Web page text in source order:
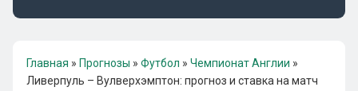
Главная » Прогнозы » Футбол » Чемпионат Англии »
Ливерпуль – Вулверхэмптон: прогноз и ставка на матч